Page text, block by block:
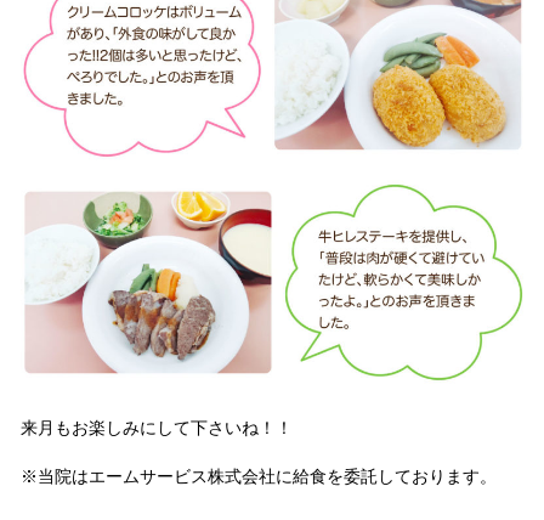
来月もお楽しみにして下さいね！！
※当院はエームサービス株式会社に給食を委託しております。